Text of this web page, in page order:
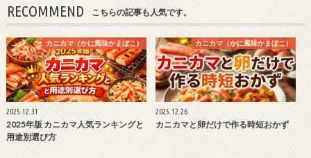
RECOMMEND こちらの記事も人気です。
カニカマ（かに風味かまぼこ）
2025.12.31
2025年版 カニカマ人気ランキングと
用途別選び方
カニカマ（かに風味かまぼこ）
2025.12.26
カニカマと卵だけで作る時短おかず